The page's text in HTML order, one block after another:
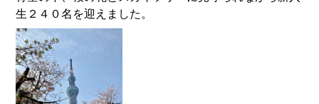
生２４０名を迎えました。